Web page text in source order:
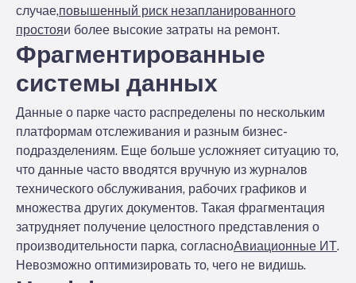
случае,повышенный риск незапланированного
простояи более высокие затраты на ремонт.
Фрагментированные
системы данных
Данные о парке часто распределены по нескольким
платформам отслеживания и разным бизнес-
подразделениям. Еще больше усложняет ситуацию то,
что данные часто вводятся вручную из журналов
технического обслуживания, рабочих графиков и
множества других документов. Такая фрагментация
затрудняет получение целостного представления о
производительности парка, согласноАвиационные ИТ.
Невозможно оптимизировать то, чего не видишь.